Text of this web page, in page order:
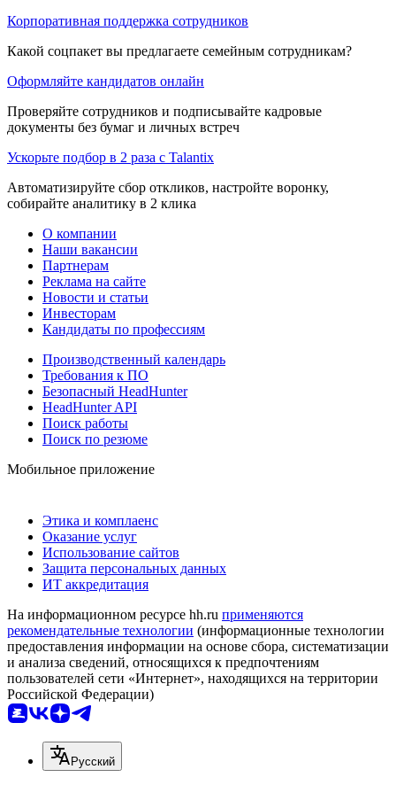
Корпоративная поддержка сотрудников
Какой соцпакет вы предлагаете семейным сотрудникам?
Оформляйте кандидатов онлайн
Проверяйте сотрудников и подписывайте кадровые
документы без бумаг и личных встреч
Ускорьте подбор в 2 раза с Talantix
Автоматизируйте сбор откликов, настройте воронку,
собирайте аналитику в 2 клика
О компании
Наши вакансии
Партнерам
Реклама на сайте
Новости и статьи
Инвесторам
Кандидаты по профессиям
Производственный календарь
Требования к ПО
Безопасный HeadHunter
HeadHunter API
Поиск работы
Поиск по резюме
Мобильное приложение
Этика и комплаенс
Оказание услуг
Использование сайтов
Защита персональных данных
ИТ аккредитация
На информационном ресурсе hh.ru применяются
рекомендательные технологии (информационные технологии
предоставления информации на основе сбора, систематизации
и анализа сведений, относящихся к предпочтениям
пользователей сети «Интернет», находящихся на территории
Российской Федерации)
Русский